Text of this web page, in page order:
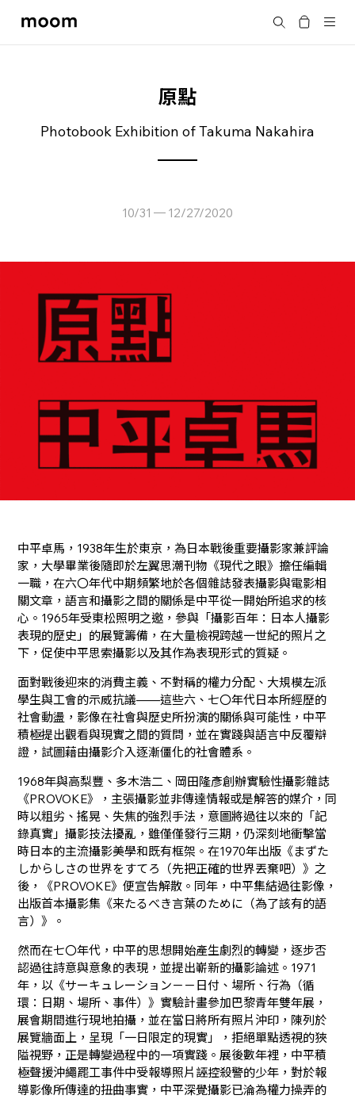
moom
Search
原點
Photobook Exhibition of Takuma Nakahira
10/31 12/27/2020
中平卓馬，1938年生於東京，為日本戰後重要攝影家兼評論
家，大學畢業後隨即於左翼思潮刊物《現代之眼》擔任編輯
一職，在六〇年代中期頻繁地於各個雜誌發表攝影與電影相
關文章，語言和攝影之間的關係是中平從一開始所追求的核
心。1965年受東松照明之邀，參與「攝影百年：日本人攝影
表現的歷史」的展覽籌備，在大量檢視跨越一世紀的照片之
下，促使中平思索攝影以及其作為表現形式的質疑。
面對戰後迎來的消費主義、不對稱的權力分配、大規模左派
學生與工會的示威抗議——這些六、七〇年代日本所經歷的
社會動盪，影像在社會與歷史所扮演的關係與可能性，中平
積極提出觀看與現實之間的質問，並在實踐與語言中反覆辯
證，試圖藉由攝影介入逐漸僵化的社會體系。
1968年與高梨豐、多木浩二、岡田隆彥創辦實驗性攝影雜誌
《PROVOKE》，主張攝影並非傳達情報或是解答的媒介，同
時以粗劣、搖晃、失焦的強烈手法，意圖將過往以來的「記
錄真實」攝影技法擾亂，雖僅僅發行三期，仍深刻地衝擊當
時日本的主流攝影美學和既有框架。在1970年出版《まずた
しからしさの世界をすてろ（先把正確的世界丟棄吧）》之
後，《PROVOKE》便宣告解散。同年，中平集結過往影像，
出版首本攝影集《来たるべき言葉のために（為了該有的語
言）》。
然而在七〇年代，中平的思想開始產生劇烈的轉變，逐步否
認過往詩意與意象的表現，並提出嶄新的攝影論述。1971
年，以《サーキュレーション－－日付、場所、行為（循
環：日期、場所、事件）》實驗計畫參加巴黎青年雙年展，
展會期間進行現地拍攝，並在當日將所有照片沖印，陳列於
展覽牆面上，呈現「一日限定的現實」，拒絕單點透視的狹
隘視野，正是轉變過程中的一項實踐。展後數年裡，中平積
極聲援沖繩罷工事件中受報導照片誣控殺警的少年，對於報
導影像所傳達的扭曲事實，中平深覺攝影已淪為權力操弄的